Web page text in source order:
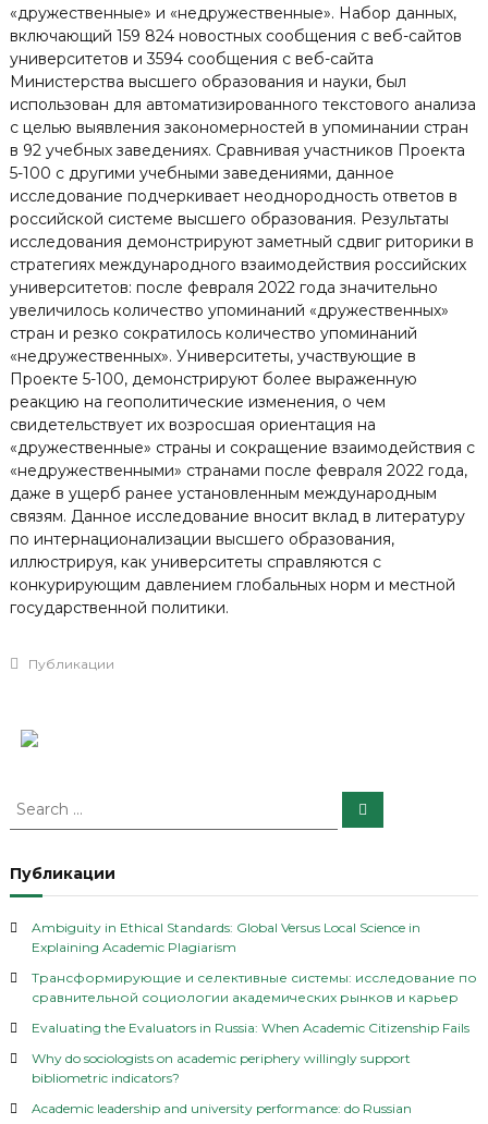
«дружественные» и «недружественные». Набор данных,
включающий 159 824 новостных сообщения с веб-сайтов
университетов и 3594 сообщения с веб-сайта
Министерства высшего образования и науки, был
использован для автоматизированного текстового анализа
с целью выявления закономерностей в упоминании стран
в 92 учебных заведениях. Сравнивая участников Проекта
5-100 с другими учебными заведениями, данное
исследование подчеркивает неоднородность ответов в
российской системе высшего образования. Результаты
исследования демонстрируют заметный сдвиг риторики в
стратегиях международного взаимодействия российских
университетов: после февраля 2022 года значительно
увеличилось количество упоминаний «дружественных»
стран и резко сократилось количество упоминаний
«недружественных». Университеты, участвующие в
Проекте 5-100, демонстрируют более выраженную
реакцию на геополитические изменения, о чем
свидетельствует их возросшая ориентация на
«дружественные» страны и сокращение взаимодействия с
«недружественными» странами после февраля 2022 года,
даже в ущерб ранее установленным международным
связям. Данное исследование вносит вклад в литературу
по интернационализации высшего образования,
иллюстрируя, как университеты справляются с
конкурирующим давлением глобальных норм и местной
государственной политики.
Публикации
S
e
r
c
f
r
S
e
Публикации
Ambiguity in Ethical Standards: Global Versus Local Science in
Explaining Academic Plagiarism
Трансформирующие и селективные системы: исследование по
сравнительной социологии академических рынков и карьер
Evaluating the Evaluators in Russia: When Academic Citizenship Fails
Why do sociologists on academic periphery willingly support
bibliometric indicators?
Academic leadership and university performance: do Russian